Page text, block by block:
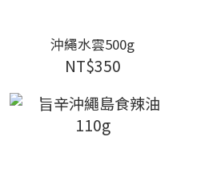
沖繩水雲500g
NT$350